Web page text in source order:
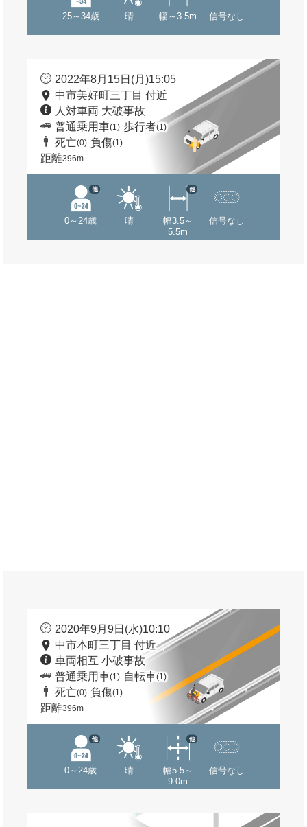
25～34歳 晴 幅～3.5m 信号なし
2022年8月15日(月)15:05
中市美好町三丁目 付近
人対車両 大破事故
普通乗用車(1) 歩行者(1)
死亡(0) 負傷(1)
距離396m
0～24歳
他
晴
幅3.5～
5.5m
他
信号なし
2020年9月9日(水)10:10
中市本町三丁目 付近
車両相互 小破事故
普通乗用車(1) 自転車(1)
死亡(0) 負傷(1)
距離396m
0～24歳
他
晴
幅5.5～
9.0m
他
信号なし